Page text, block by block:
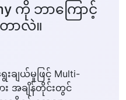
ကို ဘာကြောင့်
တာလဲ။
ျယ်မှုဖြင့် Multi-
း အချိန်တိုင်းတွင်